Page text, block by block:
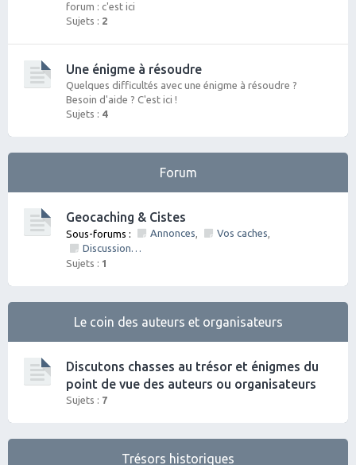
forum : c'est ici
Sujets : 2
Une énigme à résoudre
Quelques difficultés avec une énigme à résoudre ?
Besoin d'aide ? C'est ici !
Sujets : 4
Forum
Geocaching & Cistes
Sous-forums : Annonces, Vos caches,
Discussions diverses
Sujets : 1
Le coin des auteurs et organisateurs
Discutons chasses au trésor et énigmes du
point de vue des auteurs ou organisateurs
Sujets : 7
Trésors historiques